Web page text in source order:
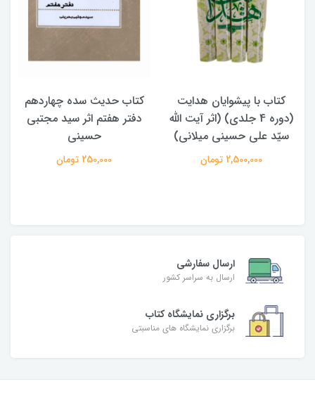
کتاب حدیث سده چهاردهم
دفتر هفتم اثر سید مجتبی
حسینی
250,000 تومان
کتاب آفاق الولایه فی فقه
الامامه (2 جلدی)
950,000 تومان
ارسال سفارشی
ارسال به سراسر کشور
برگزاری نمایشگاه کتاب
برگزاری نمایشگاه های مناسبتی